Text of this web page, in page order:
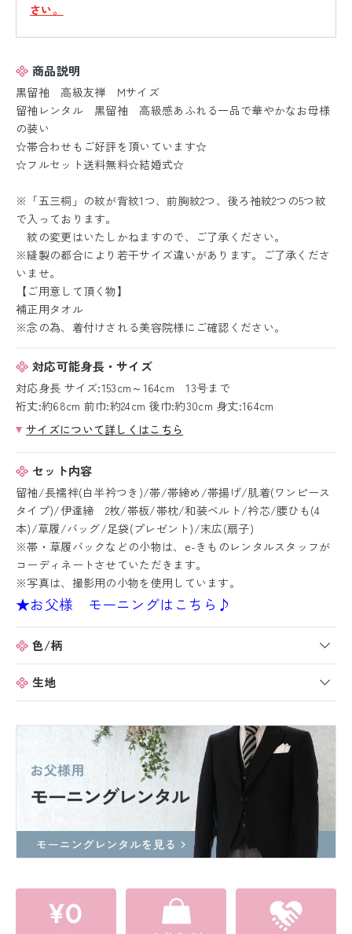
さい。
商品説明
黒留袖 高級友禅 Mサイズ
留袖レンタル 黒留袖 高級感あふれる一品で華やかなお母様
の装い
☆帯合わせもご好評を頂いています☆
☆フルセット送料無料☆結婚式☆
※「五三桐」の紋が背紋1つ、前胸紋2つ、後ろ袖紋2つの5つ紋
で入っております。
紋の変更はいたしかねますので、ご了承ください。
※縫製の都合により若干サイズ違いがあります。ご了承くださ
いませ。
【ご用意して頂く物】
補正用タオル
※念の為、着付けされる美容院様にご確認ください。
対応可能身長・サイズ
対応身長 サイズ:153cm～164cm 13号まで
裄丈:約68cm 前巾:約24cm 後巾:約30cm 身丈:164cm
サイズについて詳しくはこちら
セット内容
留袖/長襦袢(白半衿つき)/帯/帯締め/帯揚げ/肌着(ワンピース
タイプ)/伊達締 2枚/帯板/帯枕/和装ベルト/衿芯/腰ひも(4
本)/草履/バッグ/足袋(プレゼント)/末広(扇子)
※帯・草履バックなどの小物は、e-きものレンタルスタッフが
コーディネートさせていただきます。
※写真は、撮影用の小物を使用しています。
★お父様 モーニングはこちら♪
色/柄
生地